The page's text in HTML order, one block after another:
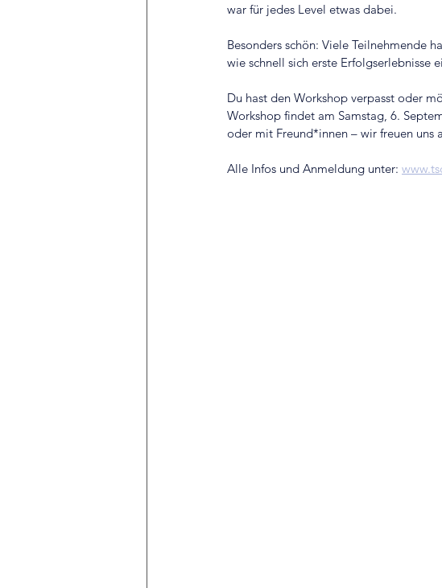
war für jedes Level etwas dabei.
Besonders schön: Viele Teilnehmende
wie schnell sich erste Erfolgserlebnisse
Du hast den Workshop verpasst oder
Workshop findet am Samstag, 6.
oder mit Freund*innen – wir freuen uns
Alle Infos und Anmeldung unter: